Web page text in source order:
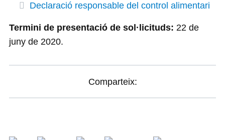
Declaració responsable del control alimentari
Termini de presentació de sol·licituds: 22 de
juny de 2020.
Comparteix: